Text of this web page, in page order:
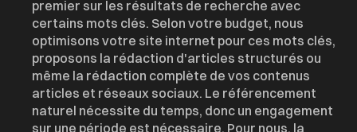
premier sur les résultats de recherche avec
certains mots clés. Selon votre budget, nous
optimisons votre site internet pour ces mots clés,
proposons la rédaction d'articles structurés ou
même la rédaction complète de vos contenus
articles et réseaux sociaux. Le référencement
naturel nécessite du temps, donc un engagement
sur une période est nécessaire. Pour nous, la